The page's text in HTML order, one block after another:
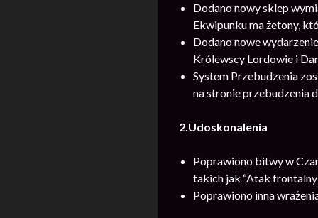
Dodano nowy sklep
Ekwipunku ma żetony,
Dodano nowe
Królewscy Lordowie i
System Przebudzenia
na stronie przebudzenia
2.Udoskonalenia
Poprawiono bitwy w
takich jak “Atak
Poprawiono inna